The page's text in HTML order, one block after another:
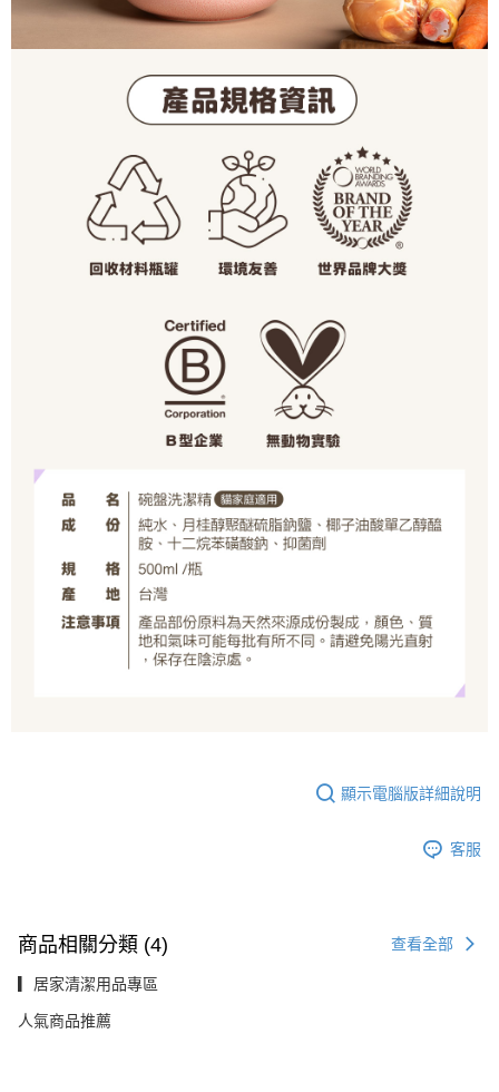
顯示電腦版詳細說明
客服
商品相關分類 (4) 查看全部
▎居家清潔用品專區
人氣商品推薦